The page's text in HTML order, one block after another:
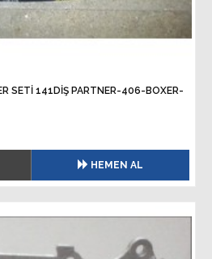
SETİ 141DİŞ PARTNER-406-BOXER-
HEMEN AL